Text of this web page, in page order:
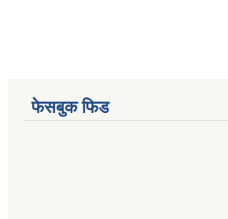
फेसबुक फिड